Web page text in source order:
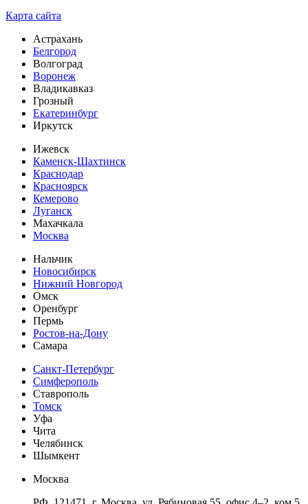
Карта сайта
Астрахань
Белгород
Волгоград
Воронеж
Владикавказ
Грозный
Екатеринбург
Иркутск
Ижевск
Каменск-Шахтинск
Краснодар
Красноярск
Кемерово
Луганск
Махачкала
Москва
Нальчик
Новосибирск
Нижний Новгород
Омск
Оренбург
Пермь
Ростов-на-Дону
Самара
Санкт-Петербург
Симферополь
Ставрополь
Томск
Уфа
Чита
Челябинск
Шымкент
Москва